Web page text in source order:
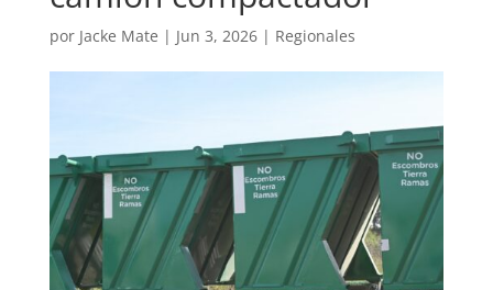
por Jacke Mate | Jun 3, 2026| Regionales